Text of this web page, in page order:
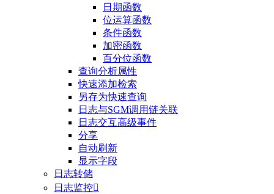
日期函数
位运算函数
条件函数
加密函数
百分位函数
查询分析属性
快速添加检索
另存为快速查询
日志与SGM调用链关联
日志交互高级事件
分享
自动刷新
显示字段
日志转储
日志监控